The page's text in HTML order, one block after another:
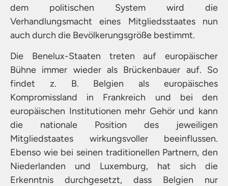
dem politischen System wird die
Verhandlungsmacht eines Mitgliedsstaates nun
auch durch die Bevölkerungsgröße bestimmt.
Die Benelux-Staaten treten auf europäischer
Bühne immer wieder als Brückenbauer auf. So
findet z. B. Belgien als europäisches
Kompromissland in Frankreich und bei den
europäischen Institutionen mehr Gehör und kann
die nationale Position des jeweiligen
Mitgliedstaates wirkungsvoller beeinflussen.
Ebenso wie bei seinen traditionellen Partnern, den
Niederlanden und Luxemburg, hat sich die
Erkenntnis durchgesetzt, dass Belgien nur